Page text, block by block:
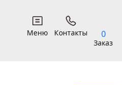
Меню Контакты 0
Заказ